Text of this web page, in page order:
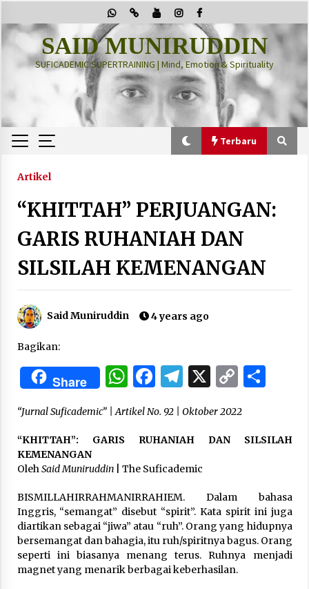
to
content
SAID MUNIRUDDIN
SUFICADEMIC SUPERTRAINING | Mind, Emotion & Spirituality
Terbaru
Terbaru
“Thuma’ninah”: Cara Agama Meregulasi Jiwa
2 months ago
“Pohon Kehidupan”: Mati Dulu, Baru Hidup
“Manusia Digital”: Cerdas Lewat Sinyal
“Allahukrasi”: The Power of Management!
3 months ago
Artikel
“KHITTAH” PERJUANGAN:
GARIS RUHANIAH DAN
SILSILAH KEMENANGAN
Said Muniruddin 4 years ago
Bagikan:
Share WhatsApp
Facebook
Telegram
X Copy
“Jurnal Suficademic” | Artikel No. 92 | Oktober 2022
“KHITTAH”: GARIS RUHANIAH DAN SILSILAH
KEMENANGAN
Oleh Said Muniruddin| The Suficademic
BISMILLAHIRRAHMANIRRAHIEM. Dalam bahasa
Inggris, “semangat” disebut “spirit”. Kata spirit ini juga
diartikan sebagai “jiwa” atau “ruh”. Orang yang hidupnya
bersemangat dan bahagia, itu ruh/spiritnya bagus. Orang
seperti ini biasanya menang terus. Ruhnya menjadi
magnet yang menarik berbagai keberhasilan.